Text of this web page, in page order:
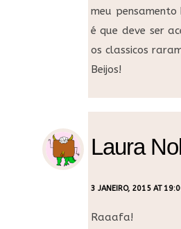
meu
é que deve ser
os classicos
Beijos!
Laura
3 JANEIRO, 2015 AT
Raaafa!